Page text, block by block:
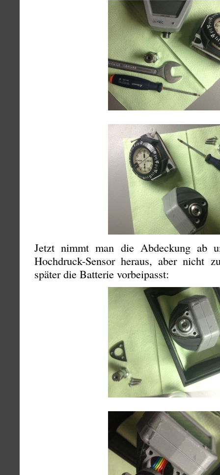
Jetzt nimmt man die Abdeckung ab
Hochdruck-Sensor heraus, aber nicht
später die Batterie vorbeipasst: